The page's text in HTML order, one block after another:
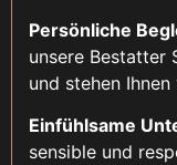
Persönliche
unsere Bestatter
und stehen
Einfühlsame
sensible und